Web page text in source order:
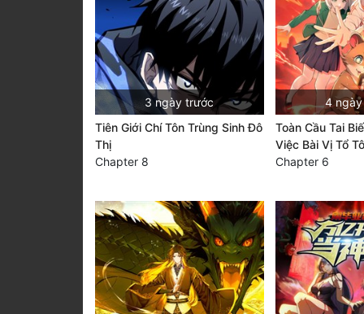
3 ngày trước
Tiên Giới Chí Tôn Trùng Sinh Đô
Thị
Chapter 8
4
Toàn Cầu Tai
Việc Bài Vị Tổ
Chapter 6